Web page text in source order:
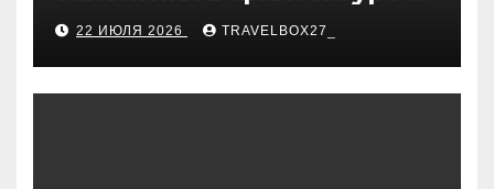
дизайне интерьеров
22 ИЮЛЯ 2026 TRAVELBOX27_